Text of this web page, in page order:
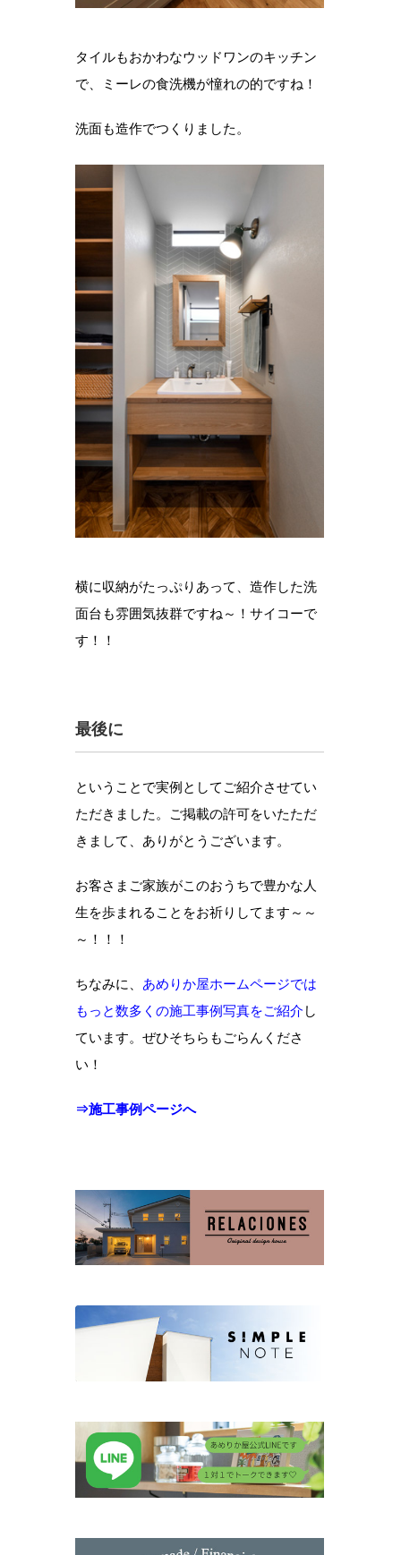
タイルもおかわなウッドワンのキッチン
で、ミーレの食洗機が憧れの的ですね！
洗面も造作でつくりました。
横に収納がたっぷりあって、造作した洗
面台も雰囲気抜群ですね～！サイコーで
す！！
最後に
ということで実例としてご紹介させてい
ただきました。ご掲載の許可をいたただ
きまして、ありがとうございます。
お客さまご家族がこのおうちで豊かな人
生を歩まれることをお祈りしてます～～
～！！！
ちなみに、 あめりか屋ホームページでは
もっと数多くの施工事例写真をご紹介 し
ています。ぜひそちらもごらんくださ
い！
⇒施工事例ページへ